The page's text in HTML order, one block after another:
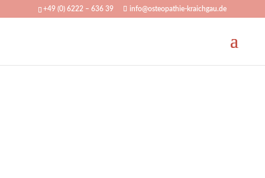
+49 (0) 6222 – 636 39 info@osteopathie-kraichgau.de